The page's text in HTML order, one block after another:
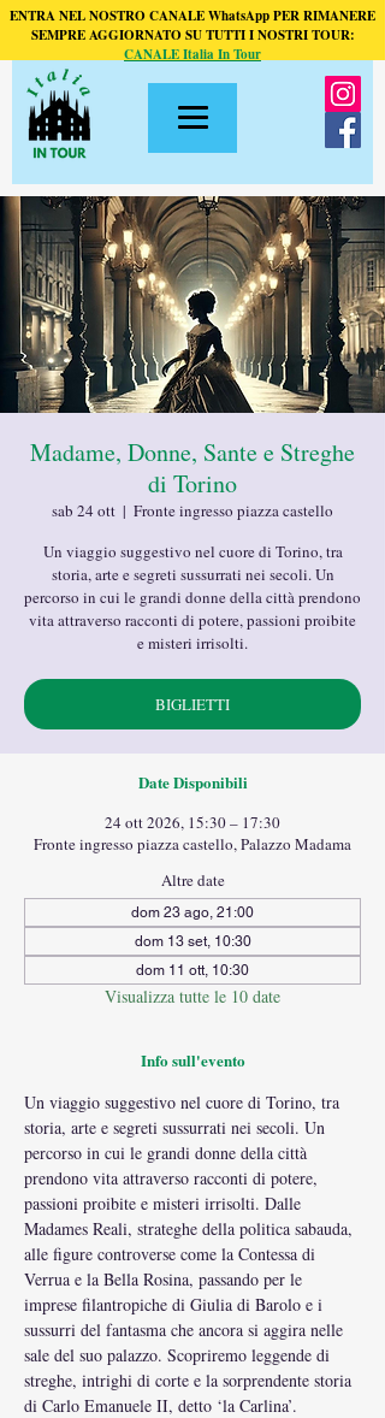
ENTRA NEL NOSTRO CANALE WhatsApp PER RIMANERE
SEMPRE AGGIORNATO SU TUTTI I NOSTRI TOUR:
CANALE Italia In Tour
Madame, Donne, Sante e Streghe
di Torino
sab 24 ott
  |
Fronte ingresso piazza castello
Un viaggio suggestivo nel cuore di Torino, tra
storia, arte e segreti sussurrati nei secoli. Un
percorso in cui le grandi donne della città prendono
vita attraverso racconti di potere, passioni proibite
e misteri irrisolti.
BIGLIETTI
Date Disponibili
24 ott 2026, 15:30 – 17:30
Fronte ingresso piazza castello, Palazzo Madama
Altre date
dom 23 ago, 21:00
dom 13 set, 10:30
dom 11 ott, 10:30
Visualizza tutte le 10 date
Info sull'evento
Un viaggio suggestivo nel cuore di Torino, tra
storia, arte e segreti sussurrati nei secoli. Un
percorso in cui le grandi donne della città
prendono vita attraverso racconti di potere,
passioni proibite e misteri irrisolti. Dalle
Madames Reali, strateghe della politica sabauda,
alle figure controverse come la Contessa di
Verrua e la Bella Rosina, passando per le
imprese filantropiche di Giulia di Barolo e i
sussurri del fantasma che ancora si aggira nelle
sale del suo palazzo. Scopriremo leggende di
streghe, intrighi di corte e la sorprendente storia
di Carlo Emanuele II, detto ‘la Carlina’.